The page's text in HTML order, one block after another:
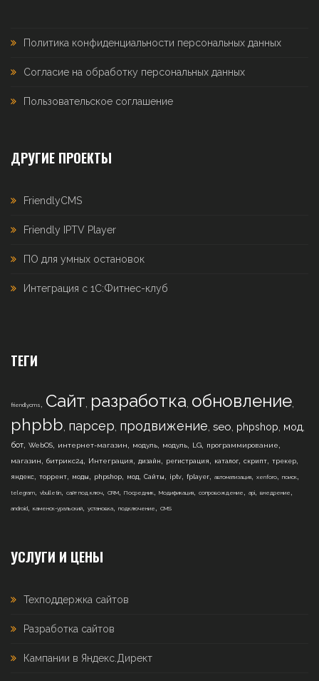
Политика конфиденциальности персональных данных
Согласие на обработку персональных данных
Пользовательское соглашение
ДРУГИЕ ПРОЕКТЫ
FriendlyCMS
Friendly IPTV Player
ПО для умных остановок
Интеграция с 1С:Фитнес-клуб
ТЕГИ
friendlycms , Сайт, разработка, обновление,
phpbb, парсер, продвижение, seo, phpshop, мод,
бот, WebOS, интернет-магазин, модуль, модуль, LG, программирование,
магазин, битрикс24, Интеграция, дизайн , регистрация , каталог, скрипт, трекер,
яндекс, торрент, моды , phpshop, мод, Сайты , iptv, fplayer, автоматизация, xenforo, поиск,
telegram, vbulletin, сайт под ключ, CRM, Посредник, Модификация, сопровождение , api, внедрение ,
android, каменск-уральский, установка, подключение , CMS
УСЛУГИ И ЦЕНЫ
Техподдержка сайтов
Разработка сайтов
Кампании в Яндекс.Директ